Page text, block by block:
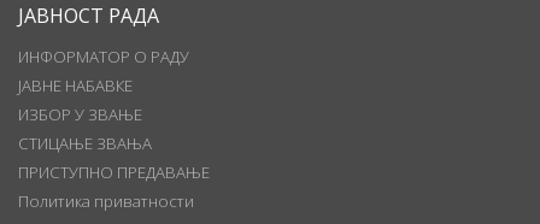
ЈАВНОСТ РАДА
ИНФОРМАТОР О РАДУ
ЈАВНЕ НАБАВКЕ
ИЗБОР У ЗВАЊЕ
СТИЦАЊЕ ЗВАЊА
ПРИСТУПНО ПРЕДАВАЊЕ
Политика приватности